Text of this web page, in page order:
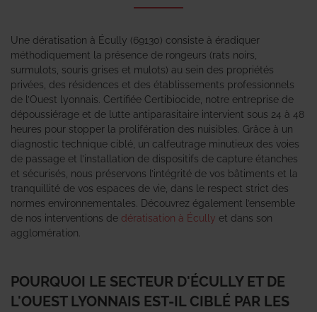
Une dératisation à Écully (69130) consiste à éradiquer
méthodiquement la présence de rongeurs (rats noirs,
surmulots, souris grises et mulots) au sein des propriétés
privées, des résidences et des établissements professionnels
de l’Ouest lyonnais. Certifiée Certibiocide, notre entreprise de
dépoussiérage et de lutte antiparasitaire intervient sous 24 à 48
heures pour stopper la prolifération des nuisibles. Grâce à un
diagnostic technique ciblé, un calfeutrage minutieux des voies
de passage et l’installation de dispositifs de capture étanches
et sécurisés, nous préservons l’intégrité de vos bâtiments et la
tranquillité de vos espaces de vie, dans le respect strict des
normes environnementales. Découvrez également l’ensemble
de nos interventions de dératisation à Écully et dans son
agglomération.
POURQUOI LE SECTEUR D'ÉCULLY ET DE
L'OUEST LYONNAIS EST-IL CIBLÉ PAR LES